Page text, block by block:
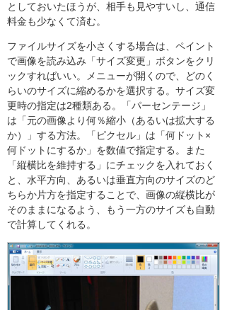
としておいたほうが、相手も見やすいし、通信
料金も少なくて済む。
ファイルサイズを小さくする場合は、ペイント
で画像を読み込み「サイズ変更」ボタンをクリ
ックすればいい。メニューが開くので、どのく
らいのサイズに縮めるかを選択する。サイズ変
更時の指定は2種類ある。「パーセンテージ」
は「元の画像より何％縮小（あるいは拡大する
か）」する方法。「ピクセル」は「何ドット×
何ドットにするか」を数値で指定する。また
「縦横比を維持する」にチェックを入れておく
と、水平方向、あるいは垂直方向のサイズのど
ちらか片方を指定することで、画像の縦横比が
そのままになるよう、もう一方のサイズも自動
で計算してくれる。